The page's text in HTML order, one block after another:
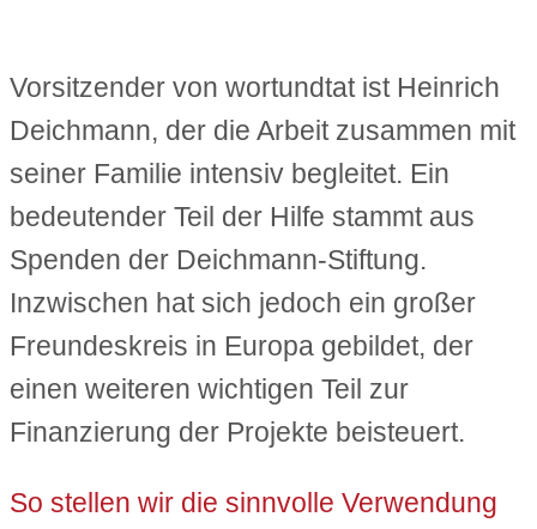
Vorsitzender von wortundtat ist Heinrich
Deichmann, der die Arbeit zusammen mit
seiner Familie intensiv begleitet. Ein
bedeutender Teil der Hilfe stammt aus
Spenden der Deichmann-Stiftung.
Inzwischen hat sich jedoch ein großer
Freundeskreis in Europa gebildet, der
einen weiteren wichtigen Teil zur
Finanzierung der Projekte beisteuert.
So stellen wir die sinnvolle Verwendung